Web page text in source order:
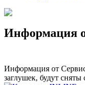
Информация
Информация от
заглушек, будут